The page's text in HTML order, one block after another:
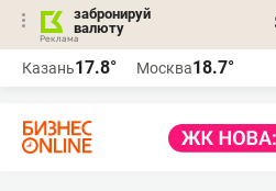
забронируй
валюту
Казань17.8° Москва18.7°